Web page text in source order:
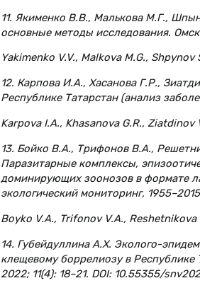
11. Якименко В.В., Малькова М.Г.,
основные методы исследования.
Yakimenko V.V., Malkova M.G., Shpynov
12. Карпова И.А., Хасанова Г.Р.,
Республике Татарстан (анализ
Karpova I.A., Khasanova G.R., Ziatdinov
13. Бойко В.А., Трифонов В.А.,
Паразитарные комплексы,
доминирующих зоонозов в формате
экологический мониторинг,
Boyko V.A., Trifonov V.A.,
14. Губейдуллина А.Х. Эколого-
клещевому боррелиозу в Республике
2022; 11(4): 18–21. DOI: 10.55355/